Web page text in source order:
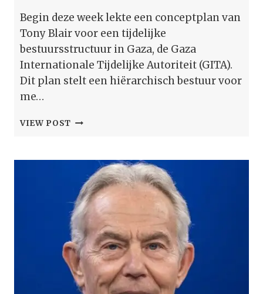
Begin deze week lekte een conceptplan van
Tony Blair voor een tijdelijke
bestuursstructuur in Gaza, de Gaza
Internationale Tijdelijke Autoriteit (GITA).
Dit plan stelt een hiërarchisch bestuur voor
me…
VIEW POST MILJARDAIRS,
FUNCTIONARIS:
TONY
BLAIRS
GAZZE
TEAM